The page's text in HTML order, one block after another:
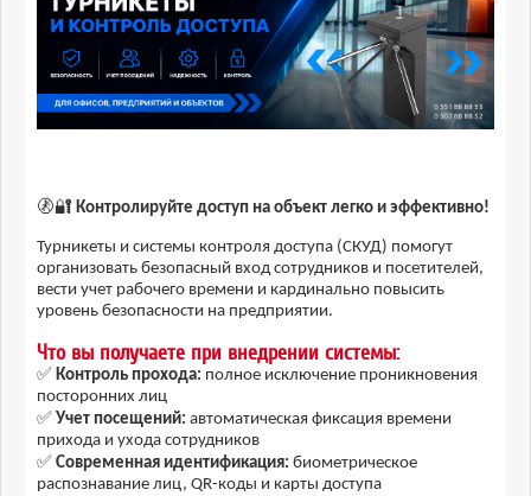
🚷🔐 Контролируйте доступ на объект легко и эффективно!
Турникеты и системы контроля доступа (СКУД) помогут
организовать безопасный вход сотрудников и посетителей,
вести учет рабочего времени и кардинально повысить
уровень безопасности на предприятии.
Что вы получаете при внедрении системы:
✅ Контроль прохода: полное исключение проникновения
посторонних лиц
✅ Учет посещений: автоматическая фиксация времени
прихода и ухода сотрудников
✅ Современная идентификация: биометрическое
распознавание лиц, QR-коды и карты доступа